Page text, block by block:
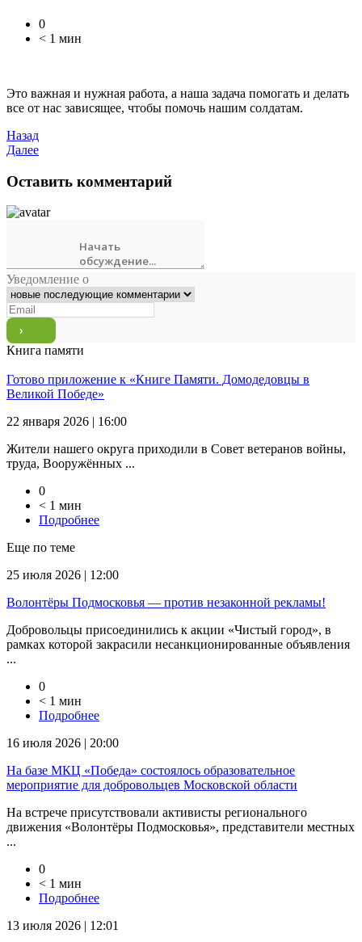
0
< 1 мин
Это важная и нужная работа, а наша задача помогать и делать
все от нас зависящее, чтобы помочь нашим солдатам.
Назад
Далее
Оставить комментарий
Уведомление о
Книга памяти
Готово приложение к «Книге Памяти. Домодедовцы в
Великой Победе»
22 января 2026 | 16:00
Жители нашего округа приходили в Совет ветеранов войны,
труда, Вооружённых ...
0
< 1 мин
Подробнее
Еще по теме
25 июля 2026 | 12:00
Волонтёры Подмосковья — против незаконной рекламы!
Добровольцы присоединились к акции «Чистый город», в
рамках которой закрасили несанкционированные объявления
...
0
< 1 мин
Подробнее
16 июля 2026 | 20:00
На базе МКЦ «Победа» состоялось образовательное
мероприятие для добровольцев Московской области
На встрече присутствовали активисты регионального
движения «Волонтёры Подмосковья», представители местных
...
0
< 1 мин
Подробнее
13 июля 2026 | 12:01